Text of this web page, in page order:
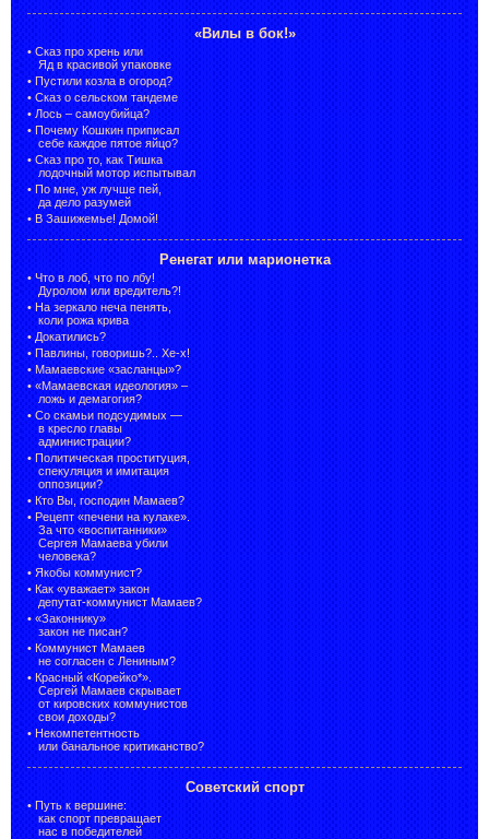
«Вилы в бок!»
• Сказ про хрень или
Яд в красивой упаковке
• Пустили козла в огород?
• Сказ о сельском тандеме
• Лось – самоубийца?
• Почему Кошкин приписал
себе каждое пятое яйцо?
• Сказ про то, как Тишка
лодочный мотор испытывал
• По мне, уж лучше пей,
да дело разумей
• В Зашижемье! Домой!
Ренегат или марионетка
• Что в лоб, что по лбу!
Дуролом или вредитель?!
• На зеркало неча пенять,
коли рожа крива
• Докатились?
• Павлины, говоришь?.. Хе-х!
• Мамаевские «засланцы»?
• «Мамаевская идеология» –
ложь и демагогия?
• Со скамьи подсудимых —
в кресло главы
администрации?
• Политическая проституция,
спекуляция и имитация
оппозиции?
• Кто Вы, господин Мамаев?
• Рецепт «печени на кулаке».
За что «воспитанники»
Сергея Мамаева убили
человека?
• Якобы коммунист?
• Как «уважает» закон
депутат-коммунист Мамаев?
• «Законнику»
закон не писан?
• Коммунист Мамаев
не согласен с Лениным?
• Красный «Корейко*».
Сергей Мамаев скрывает
от кировских коммунистов
свои доходы?
• Некомпетентность
или банальное критиканство?
Советский спорт
• Путь к вершине:
как спорт превращает
нас в победителей